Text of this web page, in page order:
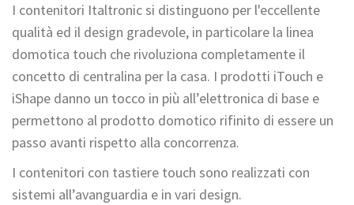
I contenitori Italtronic si distinguono per l'eccellente
qualità ed il design gradevole, in particolare la linea
domotica touch che rivoluziona completamente il
concetto di centralina per la casa. I prodotti iTouch e
iShape danno un tocco in più all’elettronica di base e
permettono al prodotto domotico rifinito di essere un
passo avanti rispetto alla concorrenza.
I contenitori con tastiere touch sono realizzati con
sistemi all’avanguardia e in vari design.